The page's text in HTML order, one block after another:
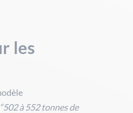
les
“502 à 552 tonnes de